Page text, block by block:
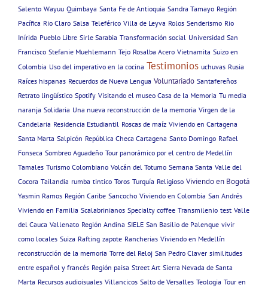
Salento Wayuu Quimbaya Santa Fe de Antioquia Sandra Tamayo Región
Pacífica Rio Claro Salsa Teleférico Villa de Leyva Rolos Senderismo Rio
Inírida Pueblo Libre Sirle Sarabia Transformación social Universidad San
Francisco Stefanie Muehlemann Tejo Rosalba Acero Vietnamita Suizo en
Colombia Uso del imperativo en la cocina Testimonios uchuvas Rusia
Raíces hispanas Recuerdos de Nueva Lengua Voluntariado Santafereños
Retrato lingüístico Spotify Visitando el museo Casa de la Memoria Tu media
naranja Solidaria Una nueva reconstrucción de la memoria Virgen de la
Candelaria Residencia Estudiantil Roscas de maíz Viviendo en Cartagena
Santa Marta Salpicón República Checa Cartagena Santo Domingo Rafael
Fonseca Sombreo Aguadeño Tour panorámico por el centro de Medellín
Tamales Turismo Colombiano Volcán del Totumo Semana Santa Valle del
Cocora Tailandia rumba tintico Toros Turquía Religioso Viviendo en Bogotá
Yasmin Ramos Región Caribe Sancocho Viviendo en Colombia San Andrés
Viviendo en Familia Scalabrinianos Specialty coffee Transmilenio test Valle
del Cauca Vallenato Región Andina SIELE San Basilio de Palenque vivir
como locales Suiza Rafting zapote Rancherias Viviendo en Medellín
reconstrucción de la memoria Torre del Reloj San Pedro Claver similitudes
entre español y francés Región paisa Street Art Sierra Nevada de Santa
Marta Recursos audioisuales Villancicos Salto de Versalles Teologia Tour en